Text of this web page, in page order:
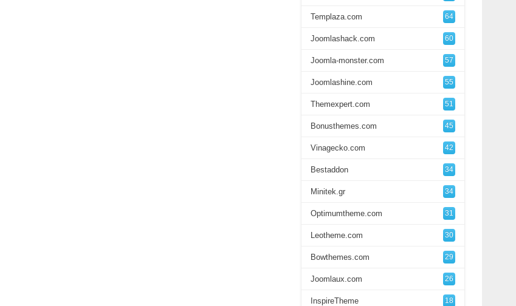
Templaza.com 64
Joomlashack.com 60
Joomla-monster.com 57
Joomlashine.com 55
Themexpert.com 51
Bonusthemes.com 45
Vinagecko.com 42
Bestaddon 34
Minitek.gr 34
Optimumtheme.com 31
Leotheme.com 30
Bowthemes.com 29
Joomlaux.com 26
InspireTheme 18